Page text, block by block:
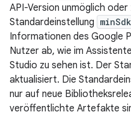
API-Version unmöglich
Standardeinstellung minSdk
Informationen des Google
Nutzer ab, wie im
Studio zu sehen ist. Der
aktualisiert. Die
nur auf neue
veröffentlichte Artefakte